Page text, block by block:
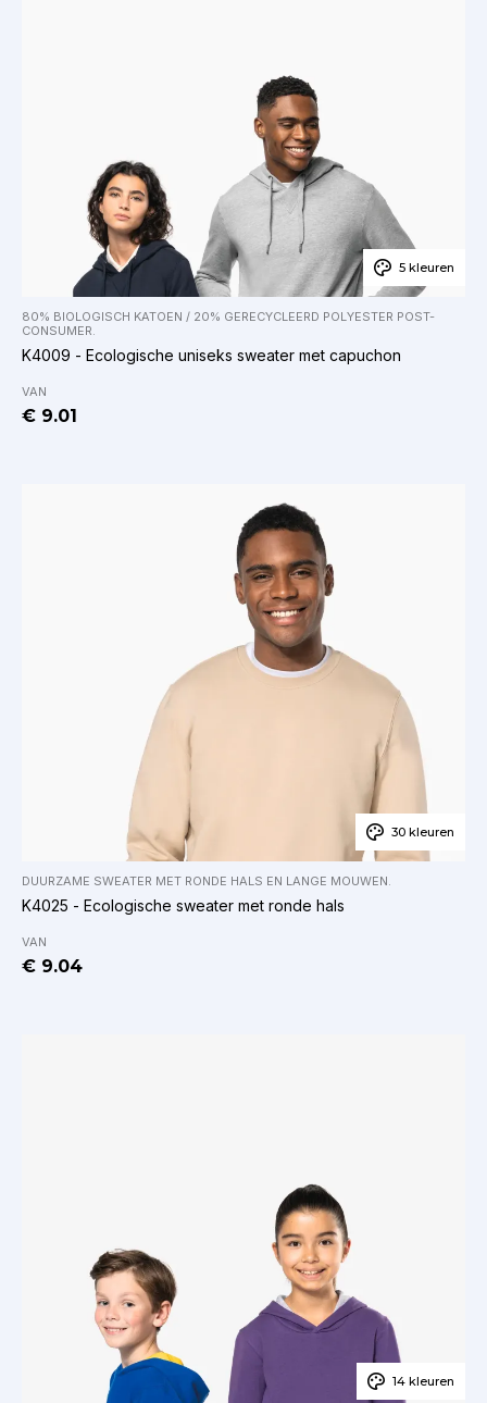
5 kleuren
80% BIOLOGISCH KATOEN / 20% GERECYCLEERD POLYESTER POST-
CONSUMER.
K4009 - Ecologische uniseks sweater met capuchon
VAN
€ 9.01
30 kleuren
DUURZAME SWEATER MET RONDE HALS EN LANGE MOUWEN
K4025 - Ecologische sweater met ronde hals
VAN
€ 9.04
14 kleuren